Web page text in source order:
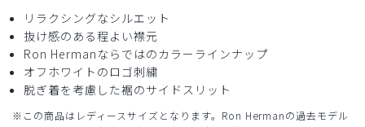
生地が厚い印象ですが、着心地がいいです。パンツもライン
が綺麗に出て、上衣も体のラインをひろわないので、オシャ
レに着れました。着ていて気持ちが上がります。
商品：R29レディース:Ron Herman スクラブトップス/
リラクシングなシルエット
抜け感のある程よい襟元
Ron Hermanならではのカラーラインナップ
オフホワイトのロゴ刺繍
脱ぎ着を考慮した裾のサイドスリット
※この商品はレディースサイズとなります。Ron Hermanの過去モデル